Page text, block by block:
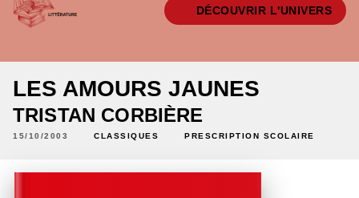
DÉCOUVRIR L'UNIVERS
LES AMOURS JAUNES
TRISTAN CORBIÈRE
15/10/2003 CLASSIQUES PRESCRIPTION SCOLAIRE